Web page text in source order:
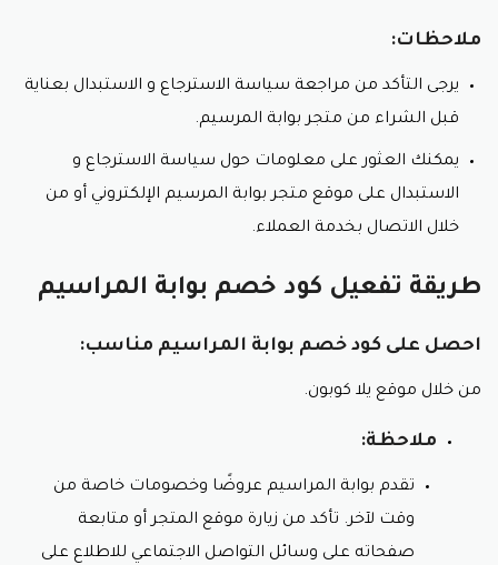
ملاحظات:
يرجى التأكد من مراجعة سياسة الاسترجاع و الاستبدال بعناية
قبل الشراء من متجر بوابة المرسيم.
يمكنك العثور على معلومات حول سياسة الاسترجاع و
الاستبدال على موقع متجر بوابة المرسيم الإلكتروني أو من
خلال الاتصال بخدمة العملاء.
طريقة تفعيل كود خصم بوابة المراسيم
احصل على كود خصم بوابة المراسيم مناسب:
من خلال موقع يلا كوبون.
ملاحظة:
تقدم بوابة المراسيم عروضًا وخصومات خاصة من
وقت لآخر. تأكد من زيارة موقع المتجر أو متابعة
صفحاته على وسائل التواصل الاجتماعي للاطلاع على